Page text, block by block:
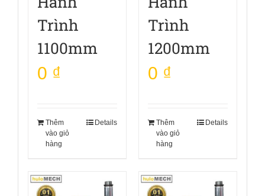
Trình
1100mm
0 ₫
Thêm
vào giỏ
hàng
Details
Trình
1200mm
0 ₫
Thêm
vào giỏ
hàng
Details